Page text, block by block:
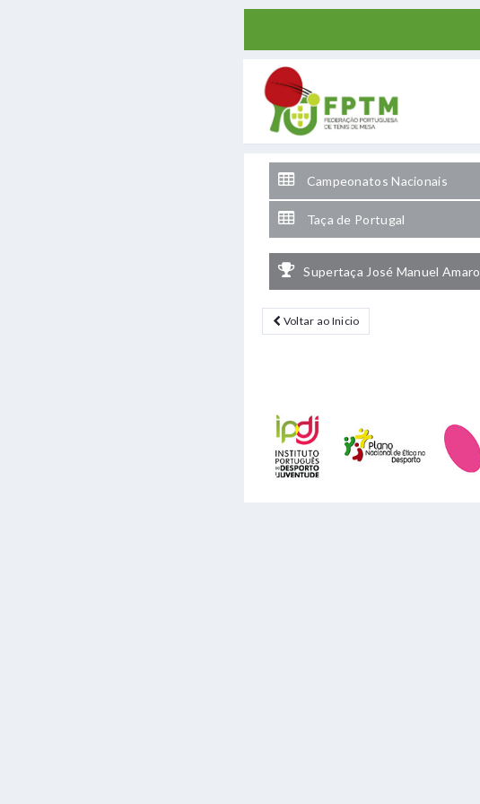
Campeonatos Nacionais
Taça de Portugal
Supertaça José Manuel Amaro
Voltar ao Inicio